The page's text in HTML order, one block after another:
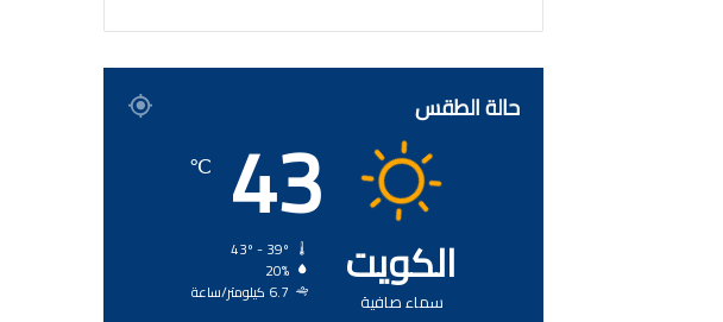
حالة الطقس
الكويت
سماء صافية
43
℃
20%
6.7 كيلومتر/ساعة